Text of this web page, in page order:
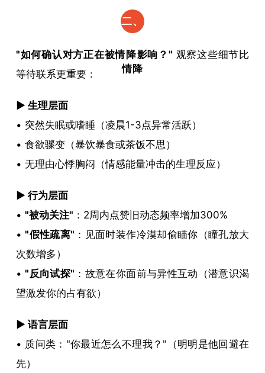
二、
情降
大黄
金指
​"如何确认对方正在被情降影响？"​ ​ 观察这些细节比
等待联系更重要：
​▶ 生理层面​
• 突然失眠或嗜睡（凌晨1-3点异常活跃）
• 食欲骤变（暴饮暴食或茶饭不思）
• 无理由心悸胸闷（情感能量冲击的生理反应）
​▶ 行为层面​
• ​ ​"被动关注"​ ​：2周内点赞旧动态频率增加300%
• ​​"假性疏离"​ ​：见面时装作冷漠却偷瞄你（瞳孔放大
次数增多）
• ​​"反向试探"​ ​：故意在你面前与异性互动（潜意识渴
望激发你的占有欲）
​▶ 语言层面​
• 质问类："你最近怎么不理我？"（明明是他回避在
先）